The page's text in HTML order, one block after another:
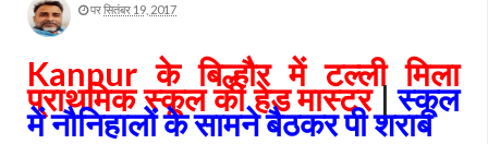
परसितंबर 19, 2017
Kanpur के बिल्हौर में टल्ली मिला
प्राथमिक स्कूल की हेड मास्टर|स्कूल
में नौनिहालों के सामने बैठकर पी शराब